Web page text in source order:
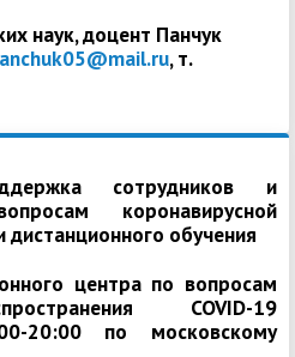
наук, доцент Панчук
, т.
сотрудников и
коронавирусной
дистанционного обучения
центра по вопросам
COVID-19
20:00 по московскому